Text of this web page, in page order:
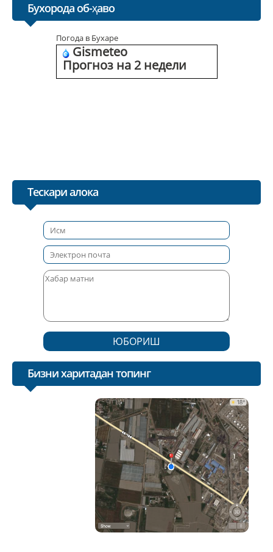
Бухорода об-ҳаво
Погода в Бухаре
Gismeteo
Прогноз на 2 недели
Тескари алока
ЮБОРИШ
Бизни харитадан топинг